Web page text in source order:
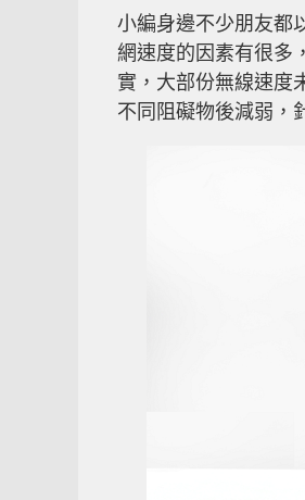
小編身邊不少朋友都
網速度的因素有很多
實，大部份無線速度
不同阻礙物後減弱，